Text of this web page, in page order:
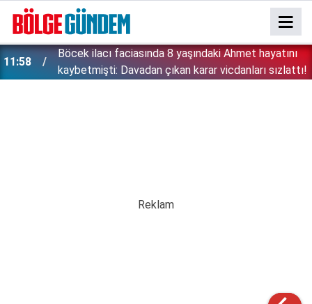
11:58
Böcek ilacı faciasında 8 yaşındaki Ahmet hayatını
kaybetmişti: Davadan çıkan karar vicdanları sızlattı!